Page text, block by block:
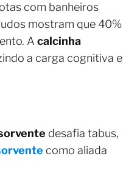
com banheiros
mostram que 40%
A calcinha
a carga cognitiva e
desafia tabus,
como aliada